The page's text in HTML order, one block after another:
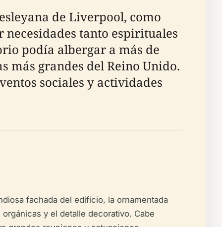
de Liverpool, como
necesidades tanto espirituales
podía albergar a más de
más grandes del Reino Unido.
sociales y actividades
fachada del edificio, la ornamentada
y el detalle decorativo. Cabe